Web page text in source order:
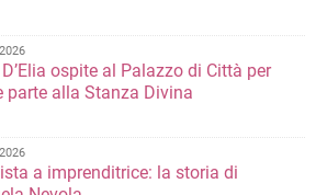
ospite al Palazzo di Città per
parte alla Stanza Divina
a imprenditrice: la storia di